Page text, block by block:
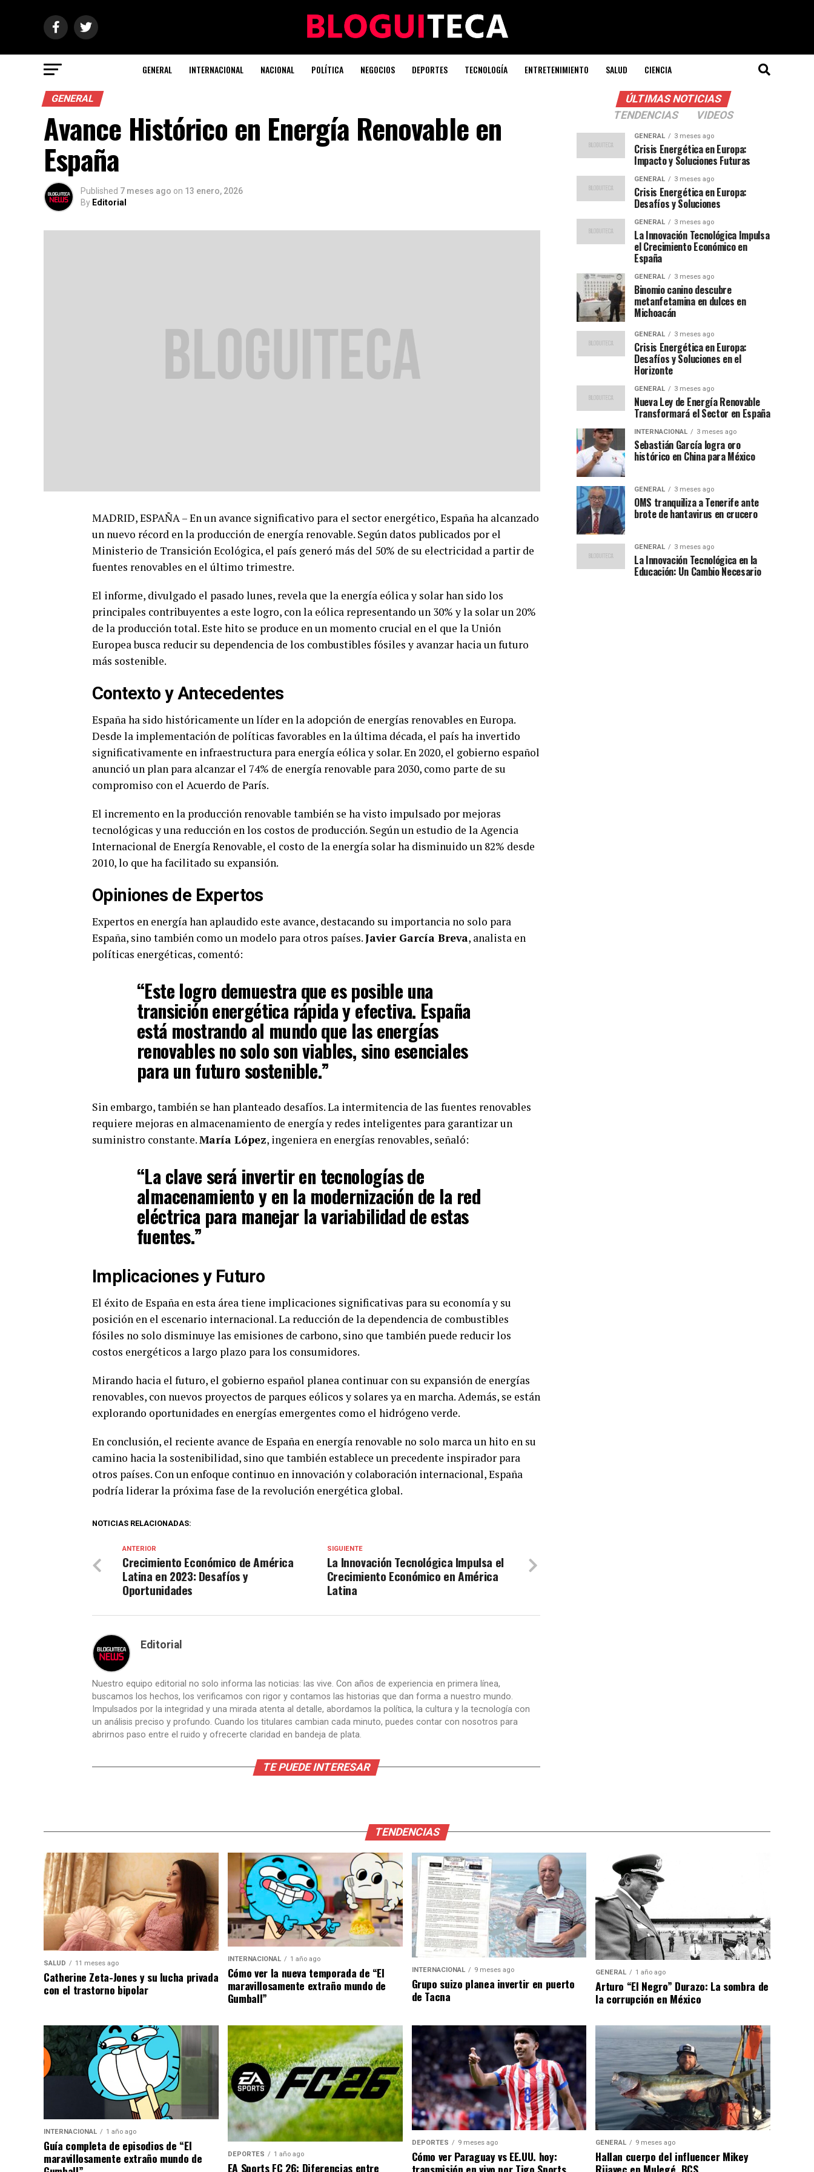
GENERAL INTERNACIONAL NACIONAL POLÍTICA NEGOCIOS DEPORTES TECNOLOGÍA ENTRETENIMIENTO SALUD CIENCIA
GENERAL
Avance Histórico en Energía Renovable en
España
Published 7 meses ago on 13 enero, 2026
By Editorial
MADRID, ESPAÑA – En un avance significativo para el sector energético, España ha alcanzado
un nuevo récord en la producción de energía renovable. Según datos publicados por el
Ministerio de Transición Ecológica, el país generó más del 50% de su electricidad a partir de
fuentes renovables en el último trimestre.
El informe, divulgado el pasado lunes, revela que la energía eólica y solar han sido los
principales contribuyentes a este logro, con la eólica representando un 30% y la solar un 20%
de la producción total. Este hito se produce en un momento crucial en el que la Unión
Europea busca reducir su dependencia de los combustibles fósiles y avanzar hacia un futuro
más sostenible.
Contexto y Antecedentes
España ha sido históricamente un líder en la adopción de energías renovables en Europa.
Desde la implementación de políticas favorables en la última década, el país ha invertido
significativamente en infraestructura para energía eólica y solar. En 2020, el gobierno español
anunció un plan para alcanzar el 74% de energía renovable para 2030, como parte de su
compromiso con el Acuerdo de París.
El incremento en la producción renovable también se ha visto impulsado por mejoras
tecnológicas y una reducción en los costos de producción. Según un estudio de la Agencia
Internacional de Energía Renovable, el costo de la energía solar ha disminuido un 82% desde
2010, lo que ha facilitado su expansión.
Opiniones de Expertos
Expertos en energía han aplaudido este avance, destacando su importancia no solo para
España, sino también como un modelo para otros países.Javier García Breva, analista en
políticas energéticas, comentó:
“Este logro demuestra que es posible una
transición energética rápida y efectiva. España
está mostrando al mundo que las energías
renovables no solo son viables, sino esenciales
para un futuro sostenible.”
Sin embargo, también se han planteado desafíos. La intermitencia de las fuentes renovables
requiere mejoras en almacenamiento de energía y redes inteligentes para garantizar un
suministro constante.María López, ingeniera en energías renovables, señaló:
“La clave será invertir en tecnologías de
almacenamiento y en la modernización de la red
eléctrica para manejar la variabilidad de estas
fuentes.”
Implicaciones y Futuro
El éxito de España en esta área tiene implicaciones significativas para su economía y su
posición en el escenario internacional. La reducción de la dependencia de combustibles
fósiles no solo disminuye las emisiones de carbono, sino que también puede reducir los
costos energéticos a largo plazo para los consumidores.
Mirando hacia el futuro, el gobierno español planea continuar con su expansión de energías
renovables, con nuevos proyectos de parques eólicos y solares ya en marcha. Además, se están
explorando oportunidades en energías emergentes como el hidrógeno verde.
En conclusión, el reciente avance de España en energía renovable no solo marca un hito en su
camino hacia la sostenibilidad, sino que también establece un precedente inspirador para
otros países. Con un enfoque continuo en innovación y colaboración internacional, España
podría liderar la próxima fase de la revolución energética global.
NOTICIAS RELACIONADAS:
SIGUIENTE
La Innovación Tecnológica Impulsa el
Crecimiento Económico en América
Latina
ANTERIOR
Crecimiento Económico de América
Latina en 2023: Desafíos y
Oportunidades
Editorial
Nuestro equipo editorial no solo informa las noticias: las vive. Con años de experiencia en primera línea,
buscamos los hechos, los verificamos con rigor y contamos las historias que dan forma a nuestro mundo.
Impulsados por la integridad y una mirada atenta al detalle, abordamos la política, la cultura y la tecnología con
un análisis preciso y profundo. Cuando los titulares cambian cada minuto, puedes contar con nosotros para
abrirnos paso entre el ruido y ofrecerte claridad en bandeja de plata.
TE PUEDE INTERESAR
ÚLTIMAS NOTICIAS
TENDENCIAS
VIDEOS
GENERAL 3 meses ago
Crisis Energética en Europa:
Impacto y Soluciones Futuras
GENERAL 3 meses ago
Crisis Energética en Europa:
Desafíos y Soluciones
GENERAL 3 meses ago
La Innovación Tecnológica Impulsa
el Crecimiento Económico en
España
GENERAL 3 meses ago
Binomio canino descubre
metanfetamina en dulces en
Michoacán
GENERAL 3 meses ago
Crisis Energética en Europa:
Desafíos y Soluciones en el
Horizonte
GENERAL 3 meses ago
Nueva Ley de Energía Renovable
Transformará el Sector en España
INTERNACIONAL 3 meses ago
Sebastián García logra oro
histórico en China para México
GENERAL 3 meses ago
OMS tranquiliza a Tenerife ante
brote de hantavirus en crucero
GENERAL 3 meses ago
La Innovación Tecnológica en la
Educación: Un Cambio Necesario
TENDENCIAS
SALUD 11 meses ago
Catherine Zeta-Jones y su lucha privada
con el trastorno bipolar
INTERNACIONAL 1 año ago
Cómo ver la nueva temporada de “El
maravillosamente extraño mundo de
Gumball”
INTERNACIONAL 9 meses ago
Grupo suizo planea invertir en puerto
de Tacna
GENERAL 1 año ago
Arturo “El Negro” Durazo: La sombra de
la corrupción en México
INTERNACIONAL 1 año ago
Guía completa de episodios de “El
maravillosamente extraño mundo de
DEPORTES 1 año ago
EA Sports FC 26: Diferencias entre
DEPORTES 9 meses ago
Cómo ver Paraguay vs EE.UU. hoy:
transmisión en vivo por Tigo Sports
GENERAL 9 meses ago
Hallan cuerpo del influencer Mikey
Rijavec en Mulegé, BCS